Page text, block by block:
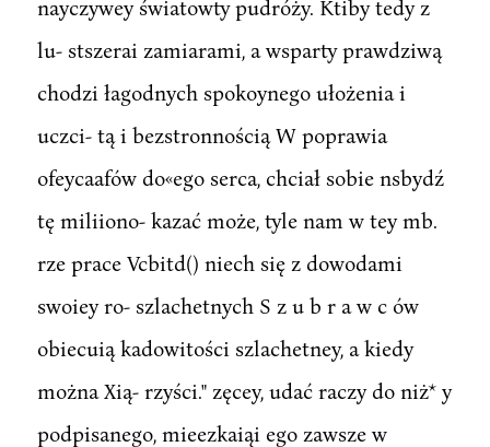
nayczywey światowty pudróży. Ktiby tedy z
lu- stszerai zamiarami, a wsparty prawdziwą
chodzi łagodnych spokoynego ułożenia i
uczci- tą i bezstronnością W poprawia
ofeycaafów do«ego serca, chciał sobie nsbydź
tę miliiono- kazać może, tyle nam w tey mb.
rze prace Vcbitd() niech się z dowodami
swoiey ro- szlachetnych S z u b r a w c ów
obiecuią kadowitości szlachetney, a kiedy
można Xią- rzyści." zęcey, udać raczy do niż* y
podpisanego, mieezkaiąi ego zawsze w